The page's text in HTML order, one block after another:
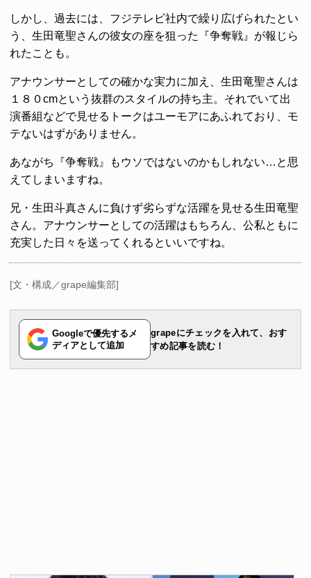
しかし、過去には、フジテレビ社内で繰り広げられたとい
う、生田竜聖さんの彼女の座を狙った『争奪戦』が報じら
れたことも。
アナウンサーとしての確かな実力に加え、生田竜聖さんは
１８０cmという抜群のスタイルの持ち主。それでいて出
演番組などで見せるトークはユーモアにあふれており、モ
テないはずがありません。
あながち『争奪戦』もウソではないのかもしれない…と思
えてしまいますね。
兄・生田斗真さんに負けず劣らずな活躍を見せる生田竜聖
さん。アナウンサーとしての活躍はもちろん、公私ともに
充実した日々を送ってくれるといいですね。
[文・構成／grape編集部]
Googleで優先するメ
ディアとして追加
grapeにチェックを入れて、おす
すめ記事を読む！